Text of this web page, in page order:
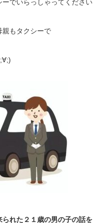
でいらっしゃってください
親もタクシーで
れた２１歳の男の子の話を